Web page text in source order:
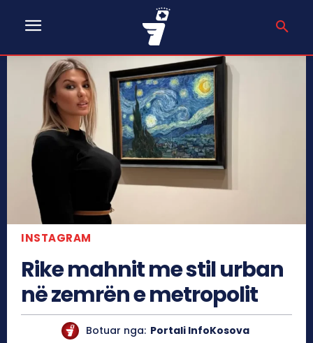
INSTAGRAM
Rike mahnit me stil urban
në zemrën e metropolit
Botuar nga: Portali InfoKosova